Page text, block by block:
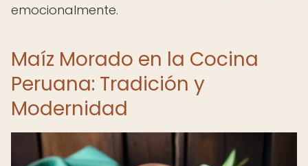
emocionalmente.
Maíz Morado en la Cocina
Peruana: Tradición y
Modernidad